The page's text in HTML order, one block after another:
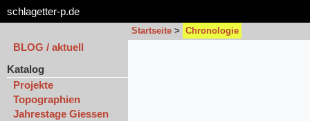
schlagetter-p.de
Startseite > Chronologie
BLOG / aktuell
Katalog
Projekte
Topographien
Jahrestage Giessen